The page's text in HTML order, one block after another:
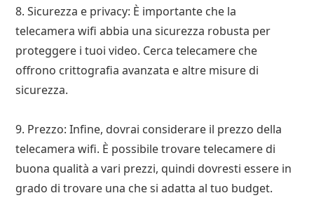
8. Sicurezza e privacy: È importante che la
telecamera wifi abbia una sicurezza robusta per
proteggere i tuoi video. Cerca telecamere che
offrono crittografia avanzata e altre misure di
sicurezza.
9. Prezzo: Infine, dovrai considerare il prezzo della
telecamera wifi. È possibile trovare telecamere di
buona qualità a vari prezzi, quindi dovresti essere in
grado di trovare una che si adatta al tuo budget.